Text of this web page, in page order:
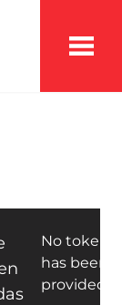
No token
has been
provided.